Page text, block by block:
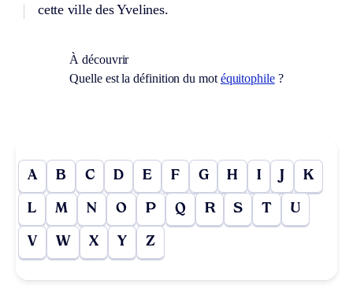
cette ville des Yvelines.
À découvrir
Quelle est la définition du mot équitophile?
A B C D E F G H I J K
L M N O P Q R S T U
V W X Y Z